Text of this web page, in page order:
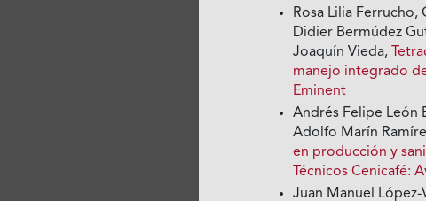
Rosa Lilia
Didier Bermúdez
Joaquín Vieda,
manejo integrado
Eminent
Andrés Felipe León
Adolfo Marín
en producción y
Técnicos Cenicafé:
Juan Manuel López-